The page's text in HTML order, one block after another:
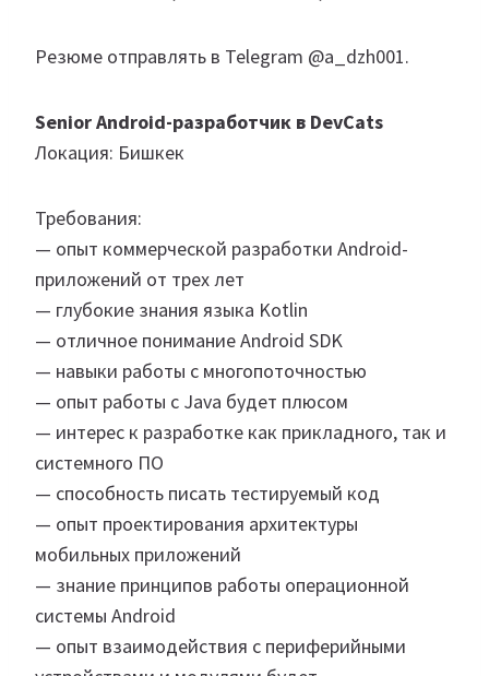
Резюме отправлять в Telegram @a_dzh001.
Senior Android-разработчик в DevCats
Локация: Бишкек
Требования:
— опыт коммерческой разработки Android-
приложений от трех лет
— глубокие знания языка Kotlin
— отличное понимание Android SDK
— навыки работы с многопоточностью
— опыт работы с Java будет плюсом
— интерес к разработке как прикладного, так и
системного ПО
— способность писать тестируемый код
— опыт проектирования архитектуры
мобильных приложений
— знание принципов работы операционной
системы Android
— опыт взаимодействия с периферийными